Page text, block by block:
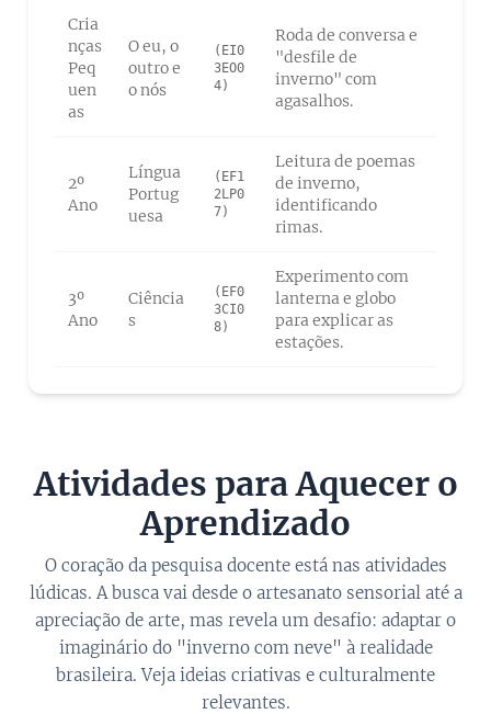
Cria
nças
Peq
uen
as
O eu, o
outro e
o nós
(EI0
3EO0
4)
Roda de conversa e
"desfile de
inverno" com
agasalhos.
2º
Ano
Língua
Portug
uesa
(EF1
2LP0
7)
Leitura de poemas
de inverno,
identificando
rimas.
3º
Ano
Ciência
s
(EF0
3CI0
8)
Experimento com
lanterna e globo
para explicar as
estações.
Atividades para Aquecer o
Aprendizado
O coração da pesquisa docente está nas atividades
lúdicas. A busca vai desde o artesanato sensorial até a
apreciação de arte, mas revela um desafio: adaptar o
imaginário do "inverno com neve" à realidade
brasileira. Veja ideias criativas e culturalmente
relevantes.